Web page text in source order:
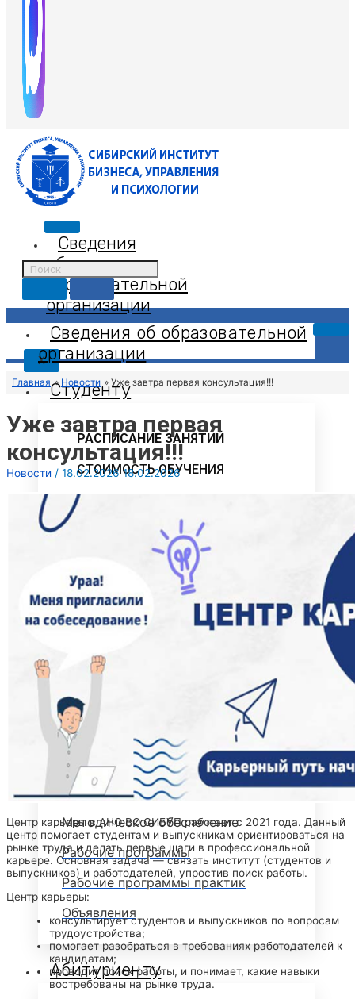
Сведения
об
образовательной
организации
X
Сведения об образовательной
организации
Студенту
РАСПИСАНИЕ ЗАНЯТИЙ
СТОИМОСТЬ ОБУЧЕНИЯ
СТУДЕНЧЕСКИЙ СПОРТИВНЫЙ КЛУБ
СТУДЕНЧЕСКАЯ ЖИЗНЬ
ОБЪЯВЛЕНИЯ
ГОРЯЧАЯ ЛИНИЯ ДЛЯ СТУДЕНТОВ
ПРОЦЕССА
ЭЛЕКТРОННАЯ ИНФОРМАЦИОННО-
ОБРАЗОВАТЕЛЬНАЯ СРЕДА
МЕТОДИЧЕСКИЙ КАБИНЕТ
Методические материалы
дополнительного образования
Методическое обеспечение
Рабочие программы
Рабочие программы практик
Объявления
Абитуриенту
Главная Новости Уже завтра первая консультация!!!
Уже завтра первая
консультация!!!
Новости / 18.02.202618.02.2026
Центр карьеры в АНО ВО СИБУП работает с 2021 года. Данный
центр помогает студентам и выпускникам ориентироваться на
рынке труда и делать первые шаги в профессиональной
карьере. Основная задача — связать институт (студентов и
выпускников) и работодателей, упростив поиск работы.
Центр карьеры:
консультирует студентов и выпускников по вопросам
трудоустройства;
помогает разобраться в требованиях работодателей к
кандидатам;
проводит поиск работы, и понимает, какие навыки
востребованы на рынке труда.